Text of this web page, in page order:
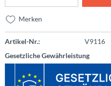
Merken
Artikel-Nr.:
V9116
Gesetzliche Gewährleistung